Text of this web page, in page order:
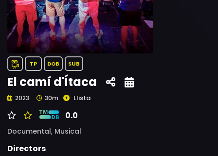
TP DOB SUB
El camí d'Ítaca
2023 30m Llista
0.0
Documental, Musical
Directors